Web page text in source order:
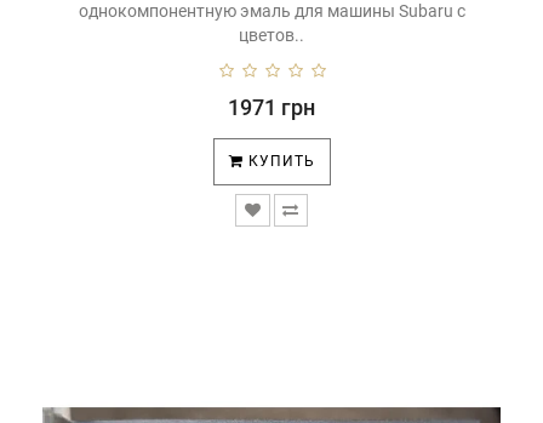
однокомпонентную эмаль для машины Subaru с
цветов..
1971 грн
КУПИТЬ